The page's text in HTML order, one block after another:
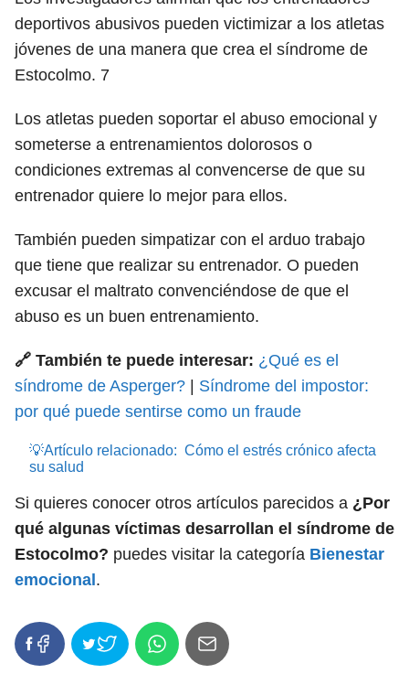
deportivos abusivos pueden victimizar a los atletas
jóvenes de una manera que crea el síndrome de
Estocolmo. 7
Los atletas pueden soportar el abuso emocional y
someterse a entrenamientos dolorosos o
condiciones extremas al convencerse de que su
entrenador quiere lo mejor para ellos.
También pueden simpatizar con el arduo trabajo
que tiene que realizar su entrenador. O pueden
excusar el maltrato convenciéndose de que el
abuso es un buen entrenamiento.
🔗 También te puede interesar: ¿Qué es el
síndrome de Asperger?
Síndrome del impostor:
por qué puede sentirse como un fraude
💡Artículo relacionado: Cómo el estrés crónico afecta
su salud
Si quieres conocer otros artículos parecidos a ¿Por
qué algunas víctimas desarrollan el síndrome de
Estocolmo? puedes visitar la categoría Bienestar
emocional .